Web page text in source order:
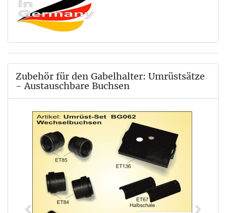
Zubehör für den Gabelhalter: Umrüstsätze
- Austauschbare Buchsen